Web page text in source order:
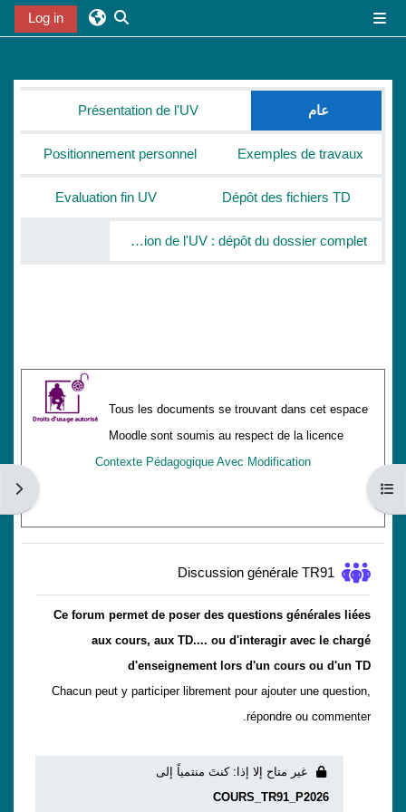
تبديل إدخال البحث
Log in
فتح فهرس المقرر فتح
الخطوط العريضة للقسم
عام Présentation de l'UV
Exemples de travaux
Positionnement personnel
Dépôt des fichiers TD
Evaluation fin UV
Validation de l'UV : dépôt du dossier complet
Tous les documents se trouvant dans cet espace
Moodle sont soumis au respect de la licence
Contexte Pédagogique Avec Modification
Discussion générale TR91
Ce forum permet de poser des questions générales liées
aux cours, aux TD.... ou d'interagir avec le chargé
d'enseignement lors d'un cours ou d'un TD
Chacun peut y participer librement pour ajouter une question,
répondre ou commenter.
غير متاح إلا إذا: كنتَ منتمياً إلى
COURS_TR91_P2026